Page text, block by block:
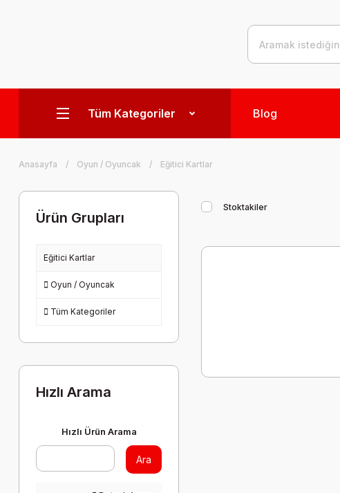
Tüm Kategoriler Blog
Anasayfa Oyun / Oyuncak Eğitici Kartlar
Ürün Grupları
Eğitici Kartlar
Oyun / Oyuncak
Tüm Kategoriler
Hızlı Arama
Hızlı Ürün Arama
Ara
Stoktakiler